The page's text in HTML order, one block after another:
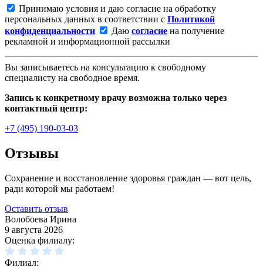
Принимаю условия и даю согласие на обработку
персональных данных в соответствии с Политикой
конфиденциальности
Даю согласие на получение
рекламной и информационной рассылки
Вы записываетесь на консультацию к свободному
специалисту на свободное время.
Запись к конкретному врачу возможна только через
контактный центр:
+7 (495) 190-03-03
Отзывы
Сохранение и восстановление здоровья граждан — вот цель,
ради которой мы работаем!
Оставить отзыв
Волобоева Ирина
9 августа 2026
Оценка филиалу:
Филиал: